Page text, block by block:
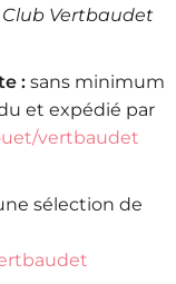
Club Vertbaudet
: sans minimum
et expédié par
vertbaudet
sélection de